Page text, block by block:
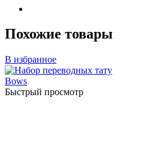
Похожие товары
В избранное
Быстрый просмотр